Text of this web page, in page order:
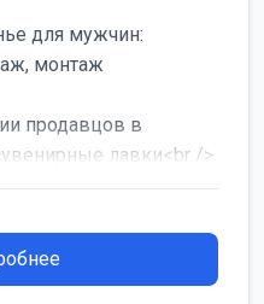
для мужчин:
монтаж
продавцов в
лавки<br />